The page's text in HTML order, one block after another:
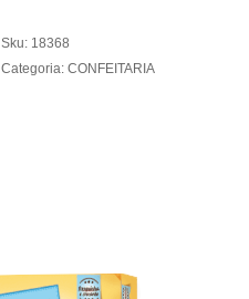
Sku: 18368
Categoria: CONFEITARIA